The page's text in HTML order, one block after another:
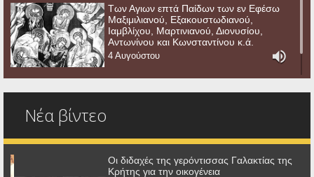
Των Αγιων επτά Παίδων των εν Εφέσω
Μαξιμιλιανού, Εξακουστωδιανού,
Ιαμβλίχου, Μαρτινιανού, Διονυσίου,
Αντωνίνου και Κωνσταντίνου κ.ά.
4 Αυγούστου
Νέα βίντεο
Οι διδαχές της γερόντισσας Γαλακτίας της
Κρήτης για την οικογένεια